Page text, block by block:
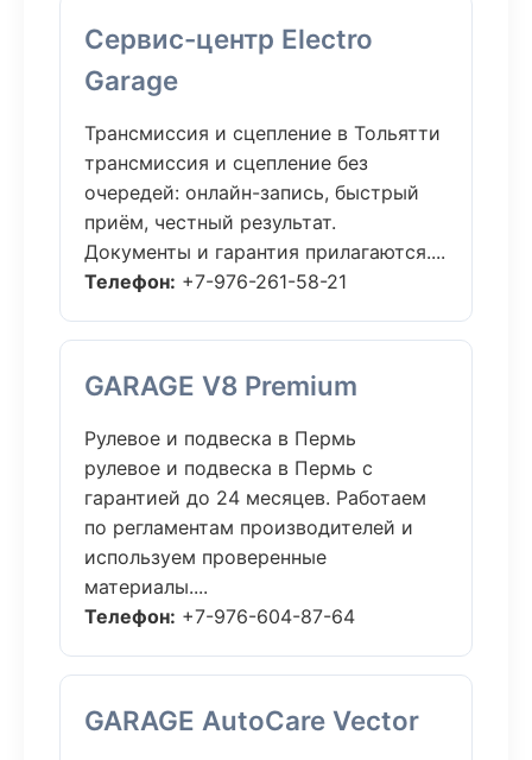
Сервис-центр Electro
Garage
Трансмиссия и сцепление в Тольятти
трансмиссия и сцепление без
очередей: онлайн-запись, быстрый
приём, честный результат.
Документы и гарантия прилагаются....
Телефон: +7-976-261-58-21
GARAGE V8 Premium
Рулевое и подвеска в Пермь
рулевое и подвеска в Пермь с
гарантией до 24 месяцев. Работаем
по регламентам производителей и
используем проверенные
материалы....
Телефон: +7-976-604-87-64
GARAGE AutoCare Vector